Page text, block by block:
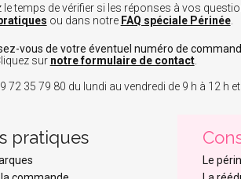
le temps de vérifier si les réponses à vos
ou dans notre FAQ spéciale Périnée.
vous de votre éventuel numéro de
sur notre formulaire de contact.
72 35 79 80 du lundi au vendredi de 9 h à 12 h
pratiques
Le